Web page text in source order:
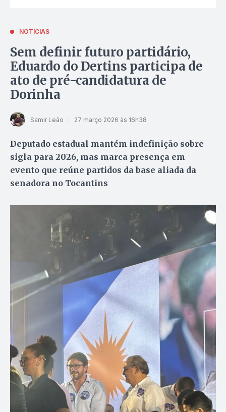
NOTÍCIAS
Sem definir futuro partidário,
Eduardo do Dertins participa de
ato de pré-candidatura de
Dorinha
Samir Leão 27 março 2026 às 16h38
Deputado estadual mantém indefinição sobre
sigla para 2026, mas marca presença em
evento que reúne partidos da base aliada da
senadora no Tocantins